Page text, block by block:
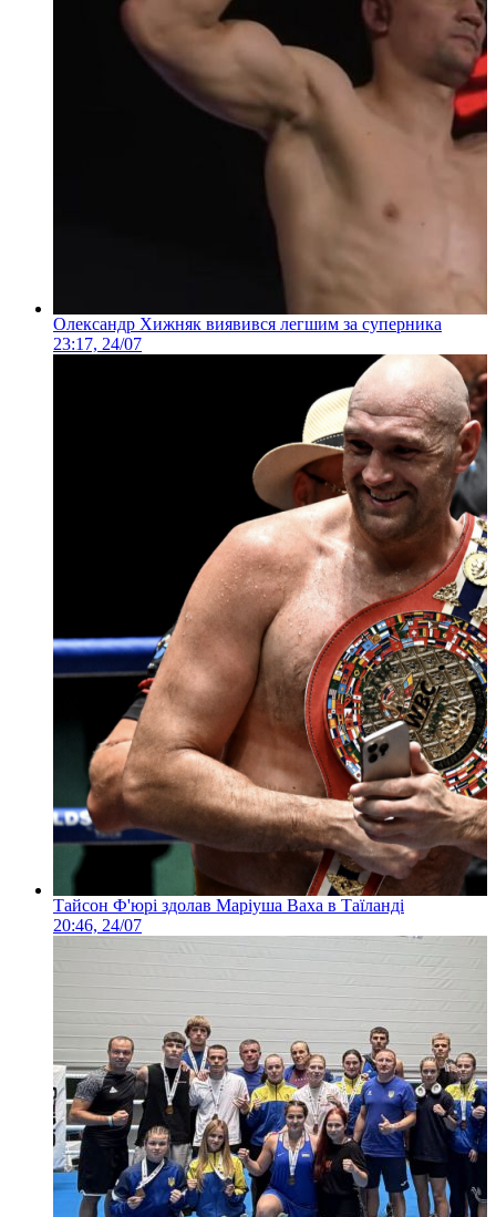
Олександр Хижняк виявився легшим за суперника
23:17, 24/07
Тайсон Ф'юрі здолав Маріуша Ваха в Таїланді
20:46, 24/07